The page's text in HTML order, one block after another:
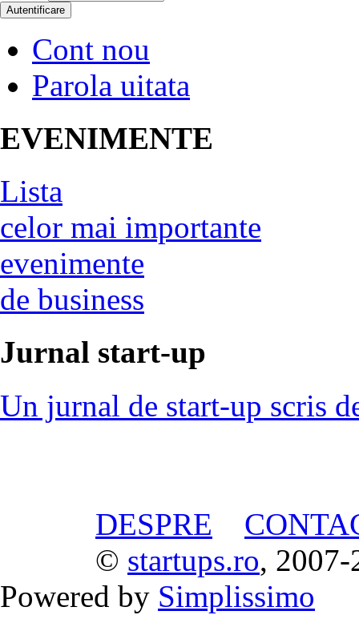
Cont nou
Parola uitata
EVENIMENTE
Lista
celor mai importante
evenimente
de business
Jurnal start-up
Un jurnal de start-up scris
DESPRE
© startups.ro, 2007-
Powered by Simplissimo